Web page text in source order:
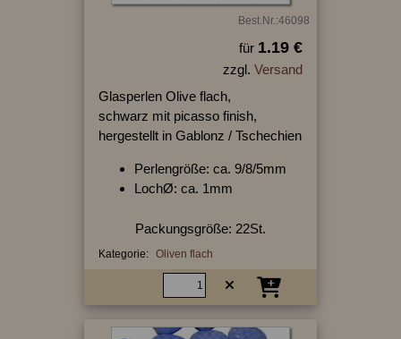
Best.Nr.:46098
für 1.19 €
zzgl. Versand
Glasperlen Olive flach,
schwarz mit picasso finish,
hergestellt in Gablonz / Tschechien
Perlengröße: ca. 9/8/5mm
LochØ: ca. 1mm
Packungsgröße: 22St.
Kategorie: Oliven flach